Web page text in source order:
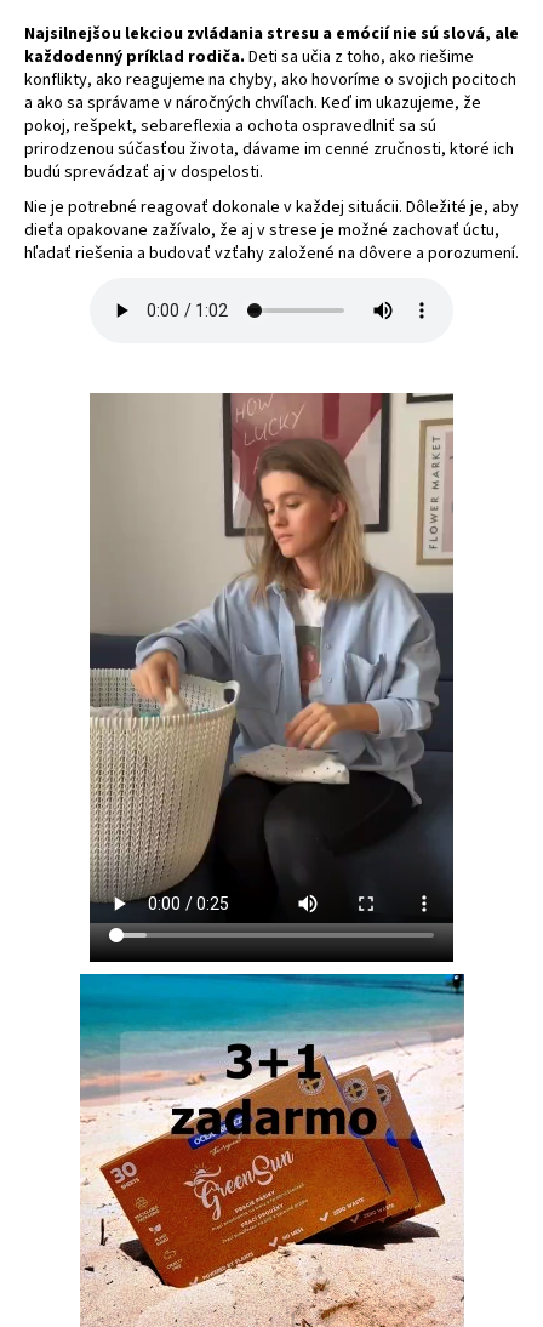
Najsilnejšou lekciou zvládania stresu a emócií nie sú slová, ale
každodenný príklad rodiča. Deti sa učia z toho, ako riešime
konflikty, ako reagujeme na chyby, ako hovoríme o svojich pocitoch
a ako sa správame v náročných chvíľach. Keď im ukazujeme, že
pokoj, rešpekt, sebareflexia a ochota ospravedlniť sa sú
prirodzenou súčasťou života, dávame im cenné zručnosti, ktoré ich
budú sprevádzať aj v dospelosti.
Nie je potrebné reagovať dokonale v každej situácii. Dôležité je, aby
dieťa opakovane zažívalo, že aj v strese je možné zachovať úctu,
hľadať riešenia a budovať vzťahy založené na dôvere a porozumení.